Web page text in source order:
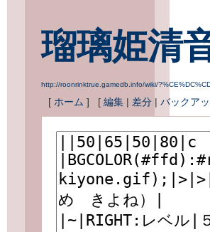
瑠璃姫清
http://roonrinktrue.gamedb.info/wiki/
[ ホーム ] [ 編集 | 差分 | バックア